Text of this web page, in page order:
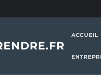
ACCUEIL